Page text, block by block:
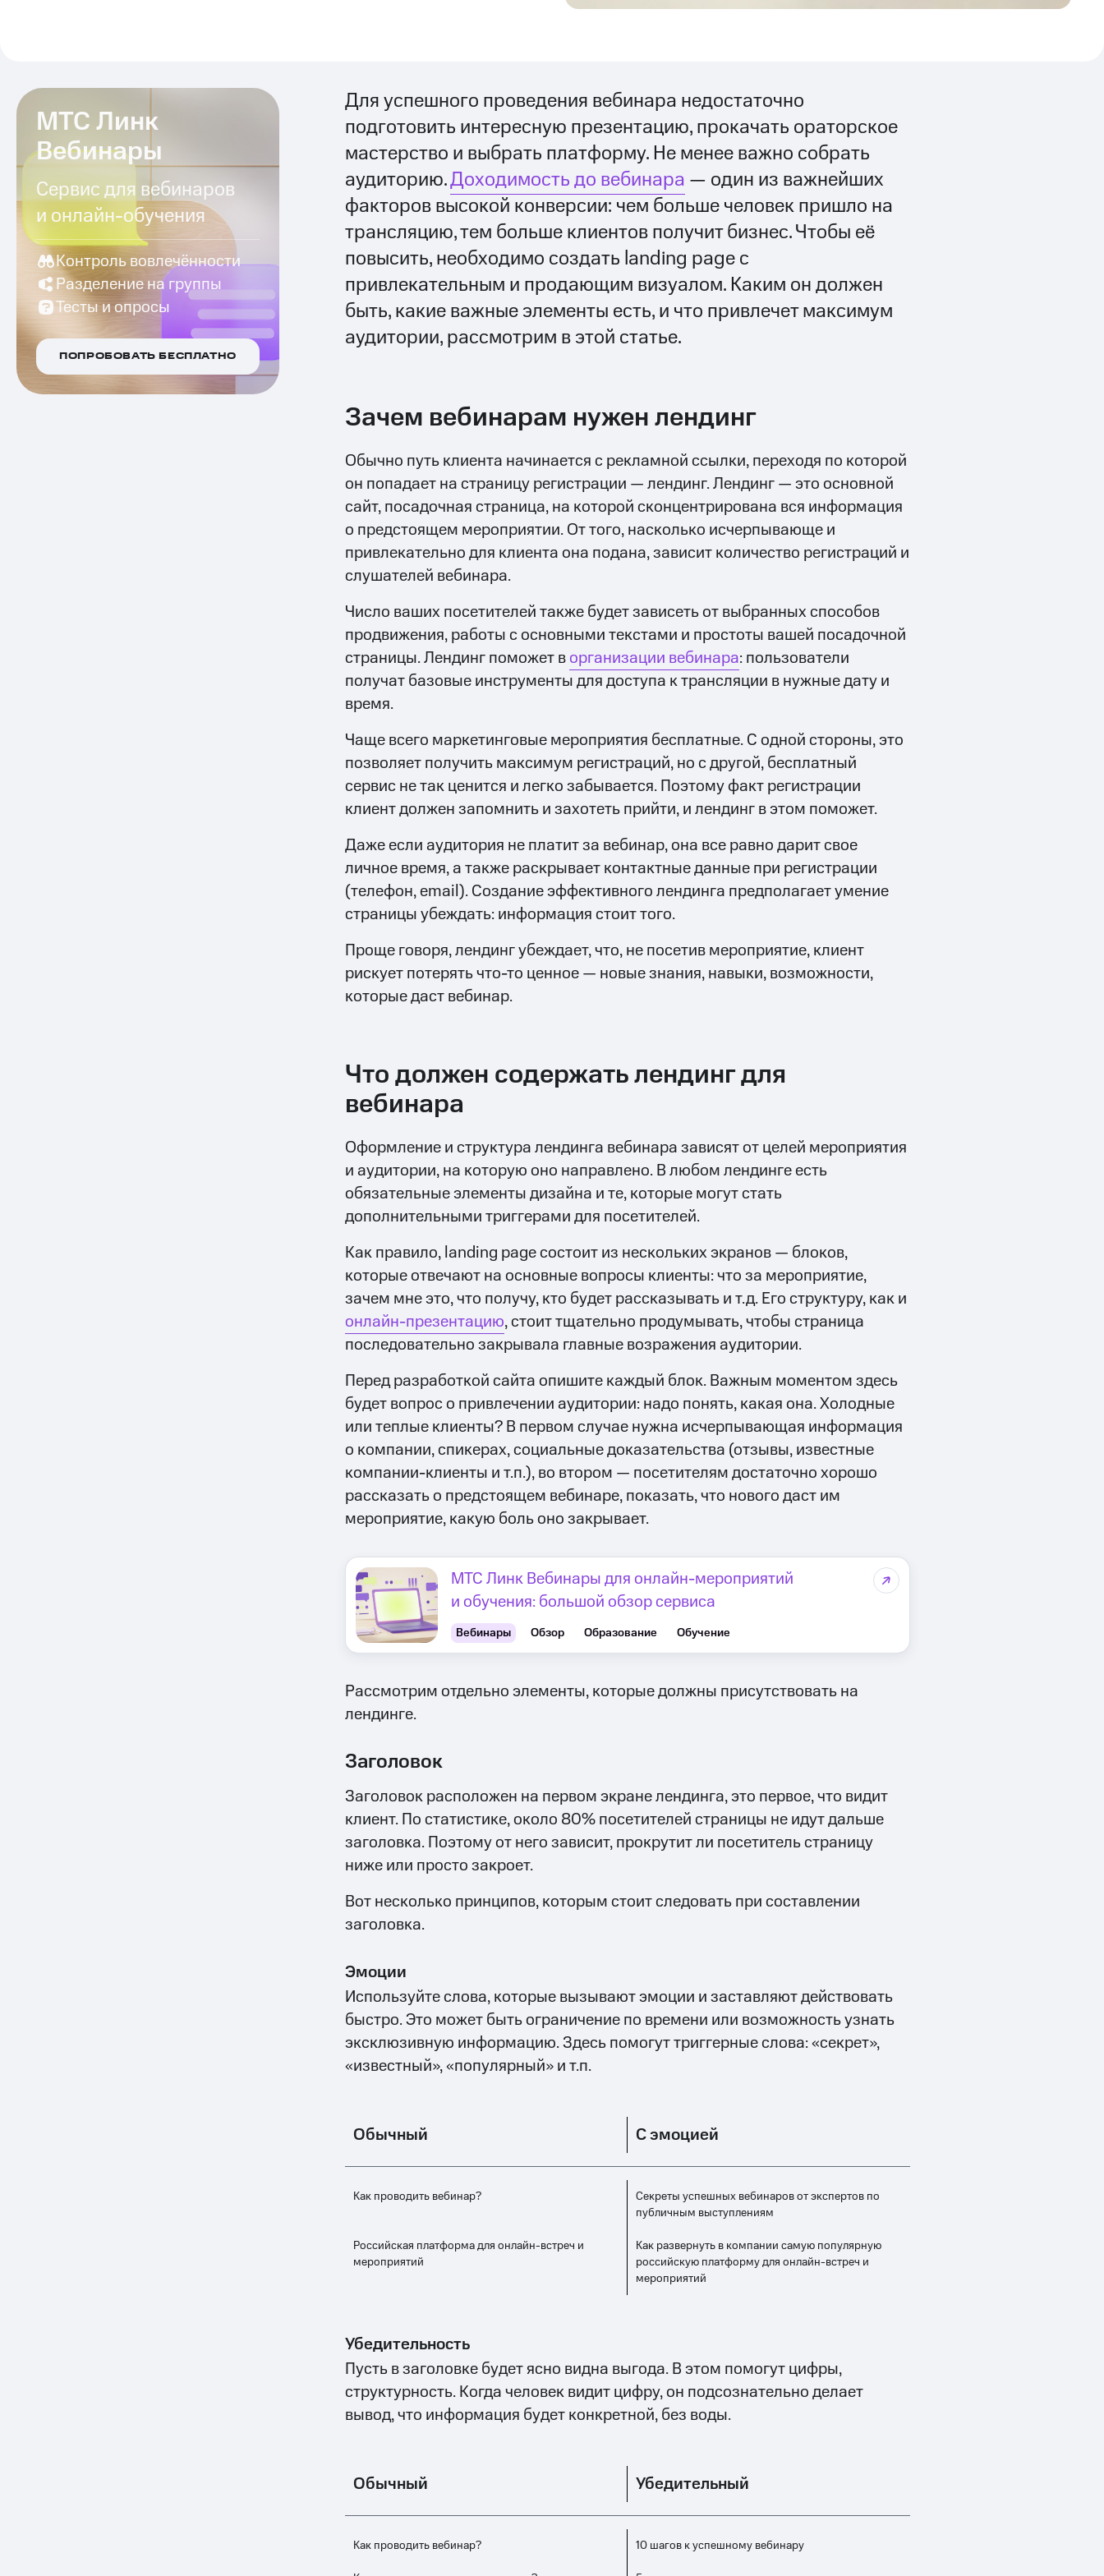
МТС Линк
Вебинары
Сервис для вебинаров
и онлайн-обучения
Контроль вовлечённости
Разделение на группы
Тесты и опросы
ПОПРОБОВАТЬ БЕСПЛАТНО
Для успешного проведения вебинара недостаточно
подготовить интересную презентацию, прокачать ораторское
мастерство и выбрать платформу. Не менее важно собрать
аудиторию.Доходимость до вебинара — один из важнейших
факторов высокой конверсии: чем больше человек пришло на
трансляцию, тем больше клиентов получит бизнес. Чтобы её
повысить, необходимо создать landing page с
привлекательным и продающим визуалом. Каким он должен
быть, какие важные элементы есть, и что привлечет максимум
аудитории, рассмотрим в этой статье.
Зачем вебинарам нужен лендинг
Обычно путь клиента начинается с рекламной ссылки, переходя по которой
он попадает на страницу регистрации — лендинг. Лендинг — это основной
сайт, посадочная страница, на которой сконцентрирована вся информация
о предстоящем мероприятии. От того, насколько исчерпывающе и
привлекательно для клиента она подана, зависит количество регистраций и
слушателей вебинара.
Число ваших посетителей также будет зависеть от выбранных способов
продвижения, работы с основными текстами и простоты вашей посадочной
страницы. Лендинг поможет ворганизации вебинара: пользователи
получат базовые инструменты для доступа к трансляции в нужные дату и
время.
Чаще всего маркетинговые мероприятия бесплатные. С одной стороны, это
позволяет получить максимум регистраций, но с другой, бесплатный
сервис не так ценится и легко забывается. Поэтому факт регистрации
клиент должен запомнить и захотеть прийти, и лендинг в этом поможет.
Даже если аудитория не платит за вебинар, она все равно дарит свое
личное время, а также раскрывает контактные данные при регистрации
(телефон, email). Создание эффективного лендинга предполагает умение
страницы убеждать: информация стоит того.
Проще говоря, лендинг убеждает, что, не посетив мероприятие, клиент
рискует потерять что-то ценное — новые знания, навыки, возможности,
которые даст вебинар.
Что должен содержать лендинг для
вебинара
Оформление и структура лендинга вебинара зависят от целей мероприятия
и аудитории, на которую оно направлено. В любом лендинге есть
обязательные элементы дизайна и те, которые могут стать
дополнительными триггерами для посетителей.
Как правило, landing page состоит из нескольких экранов — блоков,
которые отвечают на основные вопросы клиенты: что за мероприятие,
зачем мне это, что получу, кто будет рассказывать и т.д. Его структуру, как и
онлайн-презентацию, стоит тщательно продумывать, чтобы страница
последовательно закрывала главные возражения аудитории.
Перед разработкой сайта опишите каждый блок. Важным моментом здесь
будет вопрос о привлечении аудитории: надо понять, какая она. Холодные
или теплые клиенты? В первом случае нужна исчерпывающая информация
о компании, спикерах, социальные доказательства (отзывы, известные
компании-клиенты и т.п.), во втором — посетителям достаточно хорошо
рассказать о предстоящем вебинаре, показать, что нового даст им
мероприятие, какую боль оно закрывает.
МТС Линк Вебинары для онлайн-мероприятий
и обучения: большой обзор сервиса
Вебинары Обзор Образование Обучение
Рассмотрим отдельно элементы, которые должны присутствовать на
лендинге.
Заголовок
Заголовок расположен на первом экране лендинга, это первое, что видит
клиент. По статистике, около 80% посетителей страницы не идут дальше
заголовка. Поэтому от него зависит, прокрутит ли посетитель страницу
ниже или просто закроет.
Вот несколько принципов, которым стоит следовать при составлении
заголовка.
Эмоции
Используйте слова, которые вызывают эмоции и заставляют действовать
быстро. Это может быть ограничение по времени или возможность узнать
эксклюзивную информацию. Здесь помогут триггерные слова: «‎секрет»‎,
«известный», «популярный» и т.п.
Обычный С эмоцией
Как проводить вебинар?
Секреты успешных вебинаров от экспертов по
публичным выступлениям
Российская платформа для онлайн-встреч и
мероприятий
Как развернуть в компании самую популярную
российскую платформу для онлайн-встреч и
мероприятий
Убедительность
Пусть в заголовке будет ясно видна выгода. В этом помогут цифры,
структурность. Когда человек видит цифру, он подсознательно делает
вывод, что информация будет конкретной, без воды.
Обычный Убедительный
Как проводить вебинар?
10 шагов к успешному вебинару